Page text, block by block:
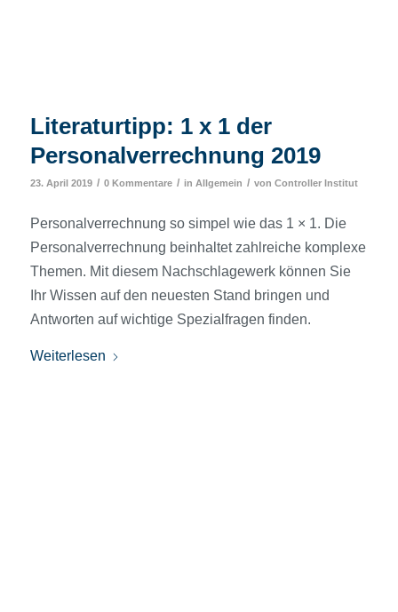
Literaturtipp: 1 x 1 der
Personalverrechnung 2019
23. April 2019 / 0 Kommentare / in Allgemein / von Controller Institut
Personalverrechnung so simpel wie das 1 × 1. Die
Personalverrechnung beinhaltet zahlreiche komplexe
Themen. Mit diesem Nachschlagewerk können Sie
Ihr Wissen auf den neuesten Stand bringen und
Antworten auf wichtige Spezialfragen finden.
Weiterlesen